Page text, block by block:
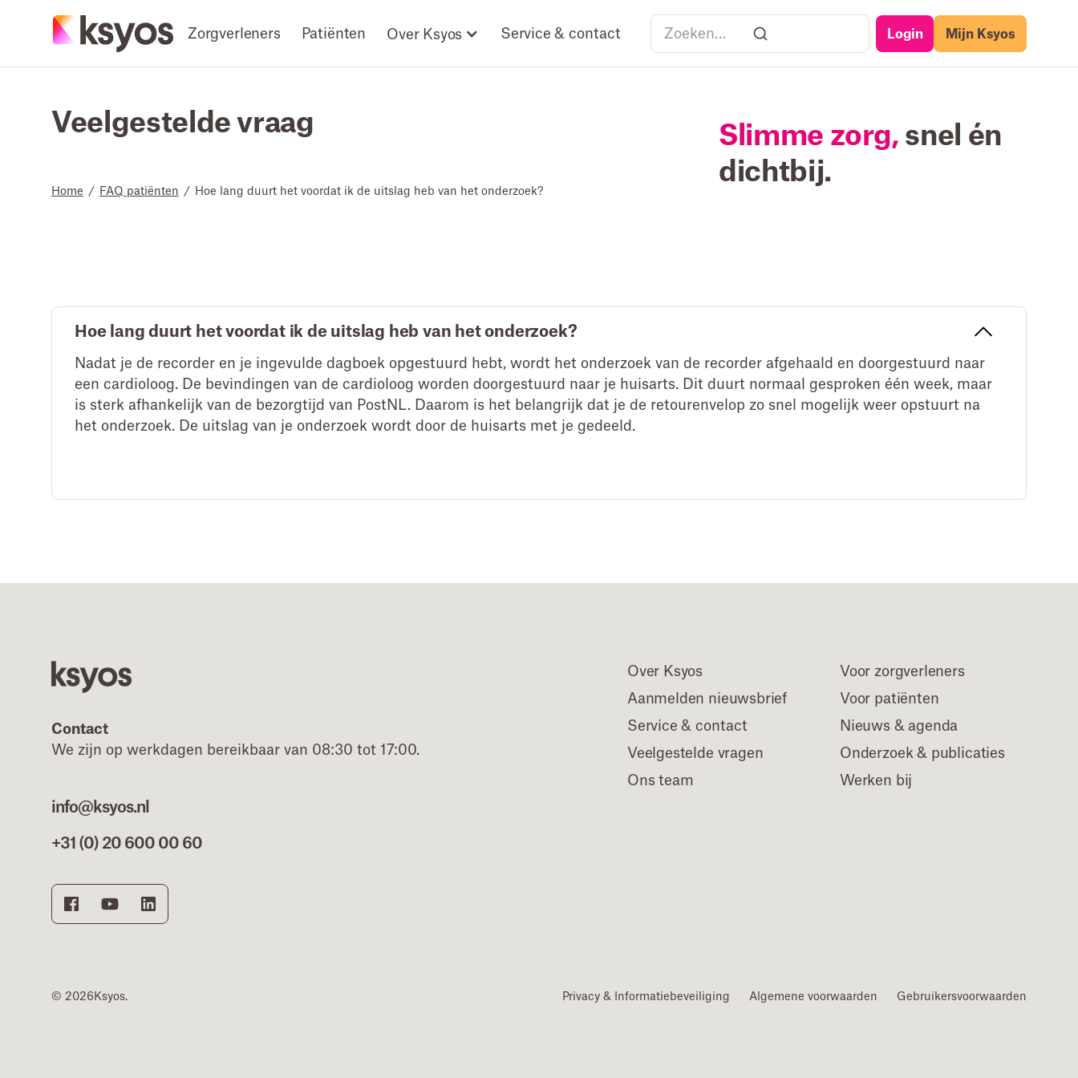
Zorgverleners Patiënten Over Ksyos Service & contact Mijn Ksyos
Login
Veelgestelde vraag
Home / FAQ patiënten / Hoe lang duurt het voordat ik de uitslag heb van het onderzoek?
Slimme zorg, snel én
dichtbij.
Hoe lang duurt het voordat ik de uitslag heb van het onderzoek?
Nadat je de recorder en je ingevulde dagboek opgestuurd hebt, wordt het onderzoek van de recorder afgehaald en doorgestuurd naar
een cardioloog. De bevindingen van de cardioloog worden doorgestuurd naar je huisarts. Dit duurt normaal gesproken één week, maar
is sterk afhankelijk van de bezorgtijd van PostNL. Daarom is het belangrijk dat je de retourenvelop zo snel mogelijk weer opstuurt na
het onderzoek. De uitslag van je onderzoek wordt door de huisarts met je gedeeld.
Contact
We zijn op werkdagen bereikbaar van 08:30 tot 17:00.
info@ksyos.nl
+31 (0) 20 600 00 60
Over Ksyos
Aanmelden nieuwsbrief
Service & contact
Veelgestelde vragen
Ons team
Voor zorgverleners
Voor patiënten
Nieuws & agenda
Onderzoek & publicaties
Werken bij
© 2026 Ksyos. Privacy & Informatiebeveiliging Algemene voorwaarden Gebruikersvoorwaarden